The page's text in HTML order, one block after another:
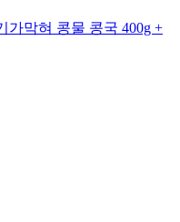
가막혀 콩물 콩국 400g +